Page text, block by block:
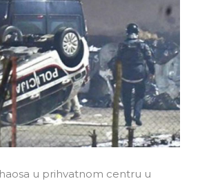
u prihvatnom centru u